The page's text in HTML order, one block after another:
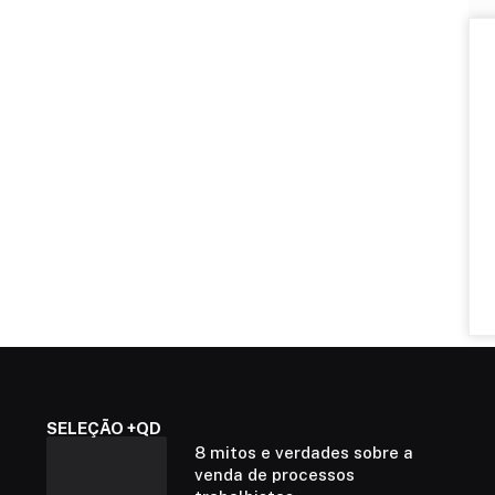
SELEÇÃO +QD
8 mitos e verdades sobre a
venda de processos